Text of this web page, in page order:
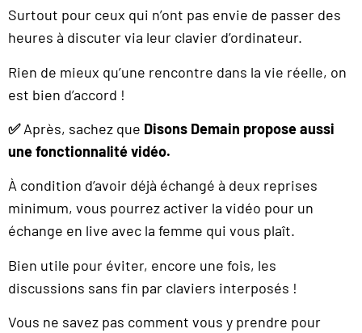
Surtout pour ceux qui n’ont pas envie de passer des
heures à discuter via leur clavier d’ordinateur.
Rien de mieux qu’une rencontre dans la vie réelle, on
est bien d’accord !
✅Après, sachez que Disons Demain propose aussi
une fonctionnalité vidéo.
À condition d’avoir déjà échangé à deux reprises
minimum, vous pourrez activer la vidéo pour un
échange en live avec la femme qui vous plaît.
Bien utile pour éviter, encore une fois, les
discussions sans fin par claviers interposés !
Vous ne savez pas comment vous y prendre pour